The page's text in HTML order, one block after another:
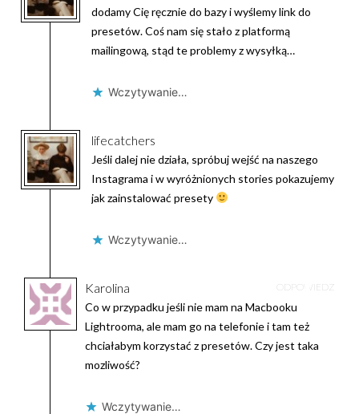
dodamy Cię ręcznie do bazy i wyślemy link do
presetów. Coś nam się stało z platformą
mailingową, stąd te problemy z wysyłką…
Wczytywanie…
lifecatchers
Jeśli dalej nie działa, spróbuj wejść na naszego
Instagrama i w wyróżnionych stories pokazujemy
jak zainstalować presety
Wczytywanie…
Karolina ODPOWIEDZ
Co w przypadku jeśli nie mam na Macbooku
Lightrooma, ale mam go na telefonie i tam też
chciałabym korzystać z presetów. Czy jest taka
mozliwość?
Wczytywanie…